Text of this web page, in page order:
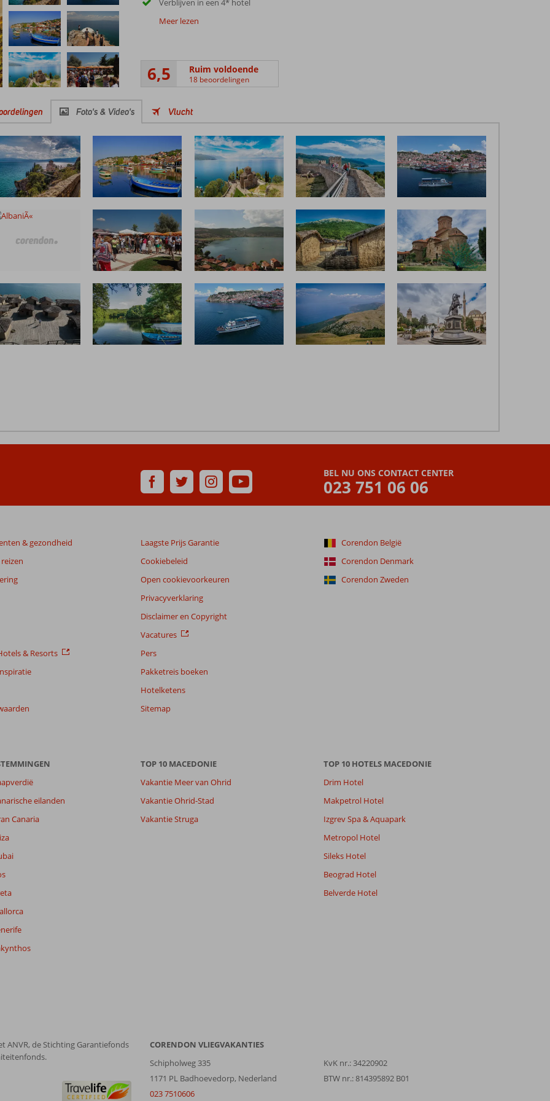
Verblijven in een 4* hotel
Meer lezen
6,5 Ruim voldoende
18 beoordelingen
Foto's & Video's Vlucht
Alle
datum (nieuw > oud)
BEL NU ONS CONTACT CENTER
023 751 06 06
& gezondheid
& Resorts
Laagste Prijs Garantie
Cookiebeleid
Open cookievoorkeuren
Privacyverklaring
Disclaimer en Copyright
Vacatures
Pers
Pakketreis boeken
Hotelketens
Sitemap
Corendon België
Corendon Denmark
Corendon Zweden
eilanden
Canaria
TOP 10 MACEDONIE
Vakantie Meer van Ohrid
Vakantie Ohrid-Stad
Vakantie Struga
TOP 10 HOTELS MACEDONIE
Drim Hotel
Makpetrol Hotel
Izgrev Spa & Aquapark
Metropol Hotel
Sileks Hotel
Beograd Hotel
Belverde Hotel
ANVR, de Stichting Garantiefonds
CORENDON VLIEGVAKANTIES
Schipholweg 335
1171 PL Badhoevedorp, Nederland
023 7510606
KvK nr.: 34220902
BTW nr.: 814395892 B01